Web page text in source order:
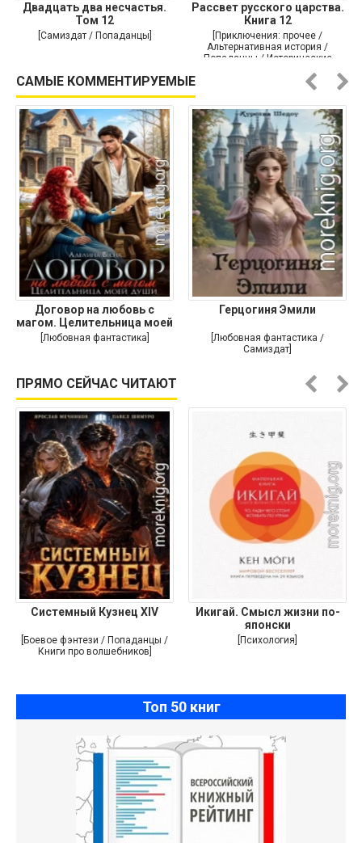
Двадцать два несчастья.
Том 12
[Самиздат / Попаданцы]
Рассвет русского царства.
Книга 12
[Приключения: прочее /
Альтернативная история /
Попаданцы / Исторические
САМЫЕ КОММЕНТИРУЕМЫЕ
Договор на любовь с
магом. Целительница моей
души
[Любовная фантастика]
Герцогиня Эмили
[Любовная фантастика /
Самиздат]
ПРЯМО СЕЙЧАС ЧИТАЮТ
Системный Кузнец XIV
[Боевое фэнтези / Попаданцы /
Книги про волшебников]
Икигай. Смысл жизни по-
японски
[Психология]
Топ 50 книг